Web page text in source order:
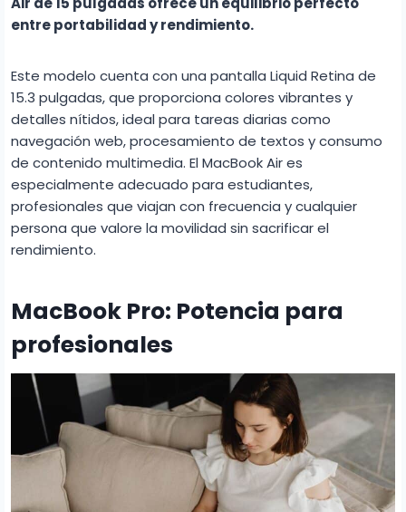
entre portabilidad y rendimiento.
Este modelo cuenta con una pantalla Liquid Retina de
15.3 pulgadas, que proporciona colores vibrantes y
detalles nítidos, ideal para tareas diarias como
navegación web, procesamiento de textos y consumo
de contenido multimedia. El MacBook Air es
especialmente adecuado para estudiantes,
profesionales que viajan con frecuencia y cualquier
persona que valore la movilidad sin sacrificar el
rendimiento.
MacBook Pro: Potencia para
profesionales